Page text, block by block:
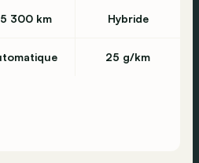
300 km Hybride
25 g/km